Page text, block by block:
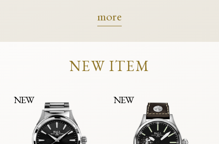
more
NEW ITEM
NEW NEW